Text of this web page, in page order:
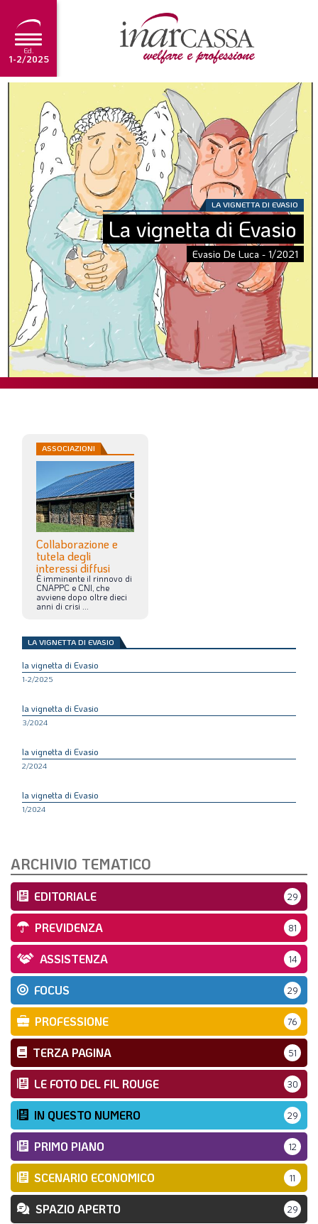
Ed.
1-2/2025
EDITORIALE
TUTORIAL
SCADENZARIO
ARCHIVIO
Ultima edizione
1-2/2025
SOMMARIO
EDITORIALE
PREVIDENZA
TERZA PAGINA
LE FOTO DEL FIL ROUGE
IN QUESTO NUMERO
SCENARIO ECONOMICO
SPAZIO APERTO
GOVERNANCE
FONDAZIONE
SPECIALE
CAMBIA NUMERO expand_more
LA VIGNETTA DI EVASIO
La vignetta di Evasio
Evasio De Luca - 1/2021
ASSOCIAZIONI
Collaborazione e
tutela degli
interessi diffusi
È imminente il rinnovo di
CNAPPC e CNI, che
avviene dopo oltre dieci
anni di crisi
LA VIGNETTA DI EVASIO
la vignetta di Evasio
1-2/2025
la vignetta di Evasio
3/2024
la vignetta di Evasio
2/2024
la vignetta di Evasio
1/2024
ARCHIVIO TEMATICO
EDITORIALE 29
PREVIDENZA 81
ASSISTENZA 14
FOCUS 29
PROFESSIONE 76
TERZA PAGINA 51
LE FOTO DEL FIL ROUGE 30
IN QUESTO NUMERO 29
PRIMO PIANO 12
SCENARIO ECONOMICO 11
SPAZIO APERTO 29